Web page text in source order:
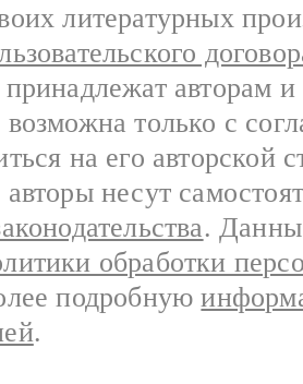
литературных
принадлежат авторам
только с
на его авторской
несут
.
обработки
подробную
.